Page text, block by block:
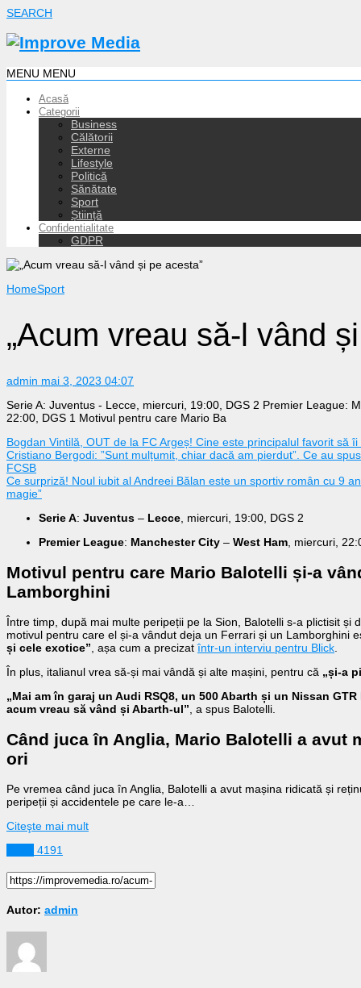
SEARCH
MENU MENU
Acasă
Categorii
Business
Călătorii
Externe
Lifestyle
Politică
Sănătate
Sport
Știință
Confidentialitate
GDPR
HomeSport
„Acum vreau să-l vând
admin mai 3, 2023 04:07
Serie A: Juventus - Lecce, miercuri, 19:00, DGS 2 Premier League:
22:00, DGS 1 Motivul pentru care Mario Ba
Bogdan Vintilă, OUT de la FC Argeș! Cine este principalul favorit să
Cristiano Bergodi: ”Sunt mulțumit, chiar dacă am pierdut”. Ce au
FCSB
Ce surpriză! Noul iubit al Andreei Bălan este un sportiv român cu 9
magie”
Serie A: Juventus – Lecce, miercuri, 19:00, DGS 2
Premier League: Manchester City – West Ham, miercuri,
Motivul pentru care Mario Balotelli și-a
Lamborghini
Între timp, după mai multe peripeții pe la Sion, Balotelli s-a plictisit și
motivul pentru care el și-a vândut deja un Ferrari și un Lamborghini
și cele exotice”, așa cum a precizatîntr-un interviu pentru Blick.
În plus, italianul vrea să-și mai vândă și alte mașini, pentru că „și-a
„Mai am în garaj un Audi RSQ8, un 500 Abarth și un Nissan
acum vreau să vând și Abarth-ul”, a spus Balotelli.
Când juca în Anglia, Mario Balotelli a avut
ori
Pe vremea când juca în Anglia, Balotelli a avut mașina ridicată și
peripeții și accidentele pe care le-a…
Citeşte mai mult
4191
Autor: admin